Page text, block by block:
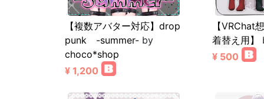
【複数アバター対応】drop
punk -summer- by
choco*shop
¥ 1,200
【VRChat
着替え用】
¥ 500